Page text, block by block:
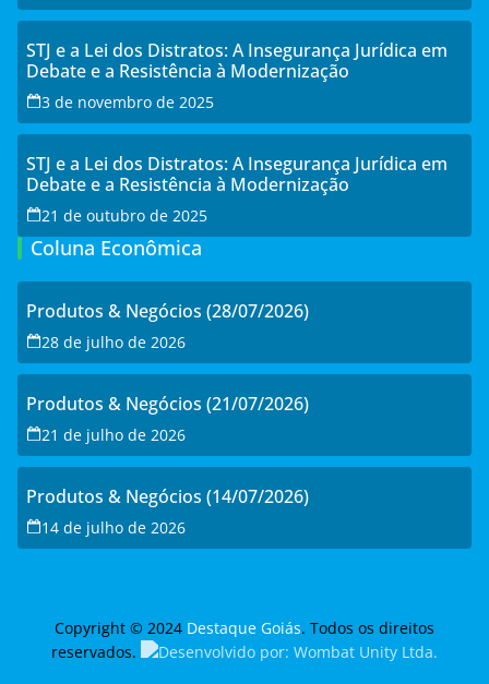
STJ e a Lei dos Distratos: A Insegurança Jurídica em
Debate e a Resistência à Modernização
3 de novembro de 2025
STJ e a Lei dos Distratos: A Insegurança Jurídica em
Debate e a Resistência à Modernização
21 de outubro de 2025
Coluna Econômica
Produtos & Negócios (28/07/2026)
28 de julho de 2026
Produtos & Negócios (21/07/2026)
21 de julho de 2026
Produtos & Negócios (14/07/2026)
14 de julho de 2026
Copyright © 2024 Destaque Goiás. Todos os direitos
reservados.